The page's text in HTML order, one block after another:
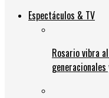
Espectáculos & TV
Rosario vibra